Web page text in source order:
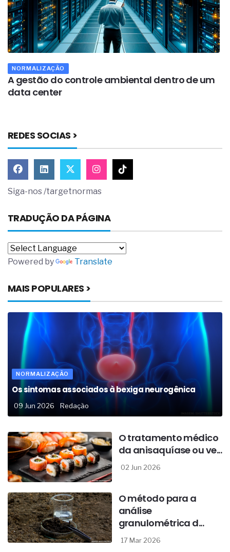
NORMALIZAÇÃO
A gestão do controle ambiental dentro de um
data center
REDES SOCIAS >
Siga-nos /targetnormas
TRADUÇÃO DA PÁGINA
Powered by Translate
MAIS POPULARES >
NORMALIZAÇÃO
Os sintomas associados à bexiga neurogênica
09 Jun 2026 Redação
O tratamento médico
da anisaquíase ou ve...
02 Jun 2026
O método para a
análise
granulométrica d...
17 Mar 2026